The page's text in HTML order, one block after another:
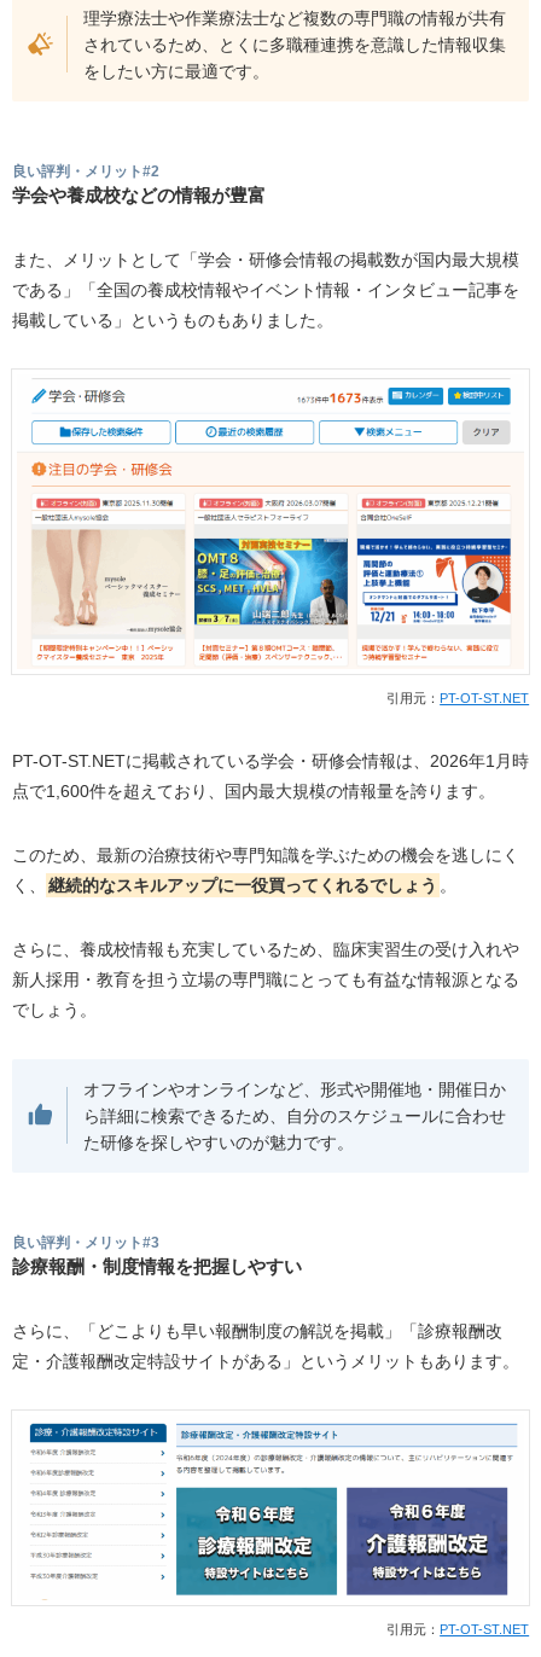
理学療法士や作業療法士など複数の専門職の情報が共有
されているため、とくに多職種連携を意識した情報収集
をしたい方に最適です。
良い評判・メリット#2
学会や養成校などの情報が豊富
また、メリットとして「学会・研修会情報の掲載数が国内最大規模
である」「全国の養成校情報やイベント情報・インタビュー記事を
掲載している」というものもありました。
引用元： PT-OT-ST.NET
PT-OT-ST.NETに掲載されている学会・研修会情報は、2026年1月時
点で1,600件を超えており、国内最大規模の情報量を誇ります。
このため、最新の治療技術や専門知識を学ぶための機会を逃しにく
く、
継続的なスキルアップに一役買ってくれるでしょう 。
さらに、養成校情報も充実しているため、臨床実習生の受け入れや
新人採用・教育を担う立場の専門職にとっても有益な情報源となる
でしょう。
オフラインやオンラインなど、形式や開催地・開催日か
ら詳細に検索できるため、自分のスケジュールに合わせ
た研修を探しやすいのが魅力です。
良い評判・メリット#3
診療報酬・制度情報を把握しやすい
さらに、「どこよりも早い報酬制度の解説を掲載」「診療報酬改
定・介護報酬改定特設サイトがある」というメリットもあります。
引用元： PT-OT-ST.NET